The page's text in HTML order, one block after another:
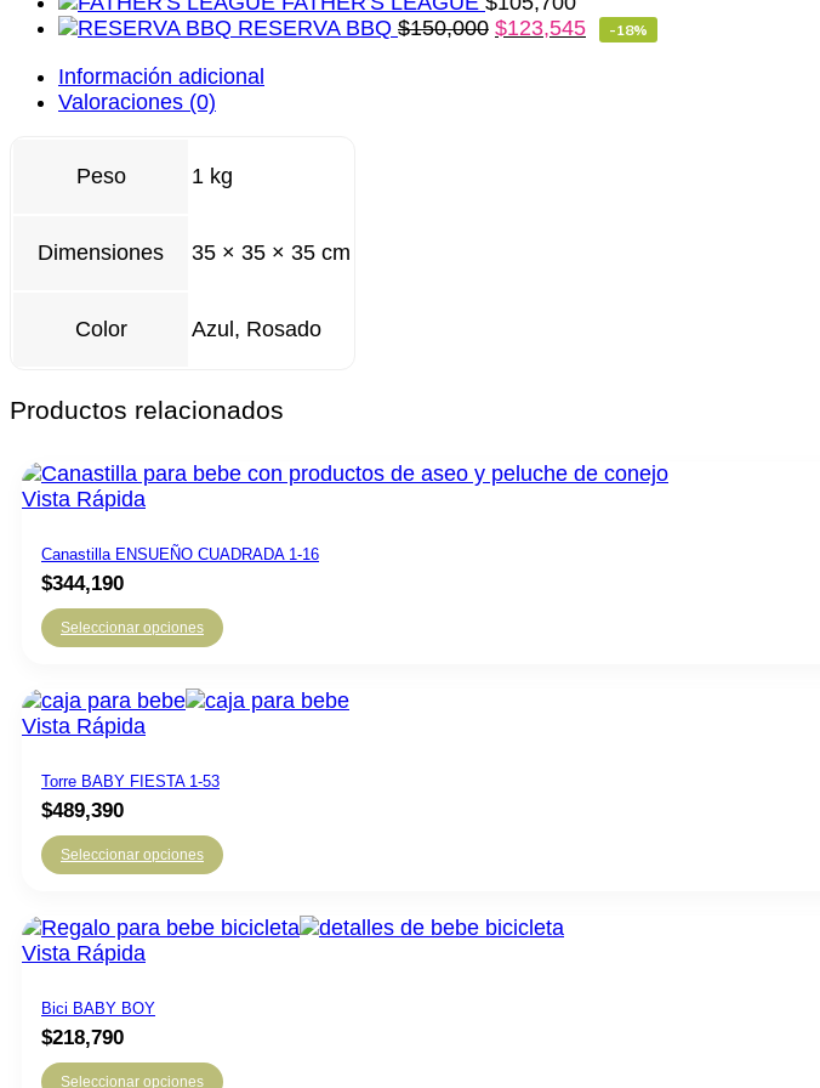
RESERVA BBQ $150,000 $123,545 -18%
Información adicional
Valoraciones (0)
Peso 1 kg
Dimensiones 35 × 35 × 35 cm
Color Azul, Rosado
Productos relacionados
Vista Rápida
Canastilla ENSUEÑO CUADRADA 1-16
$344,190
Seleccionar opciones
Vista Rápida
Torre BABY FIESTA 1-53
$489,390
Seleccionar opciones
Vista Rápida
Bici BABY BOY
$218,790
Seleccionar opciones